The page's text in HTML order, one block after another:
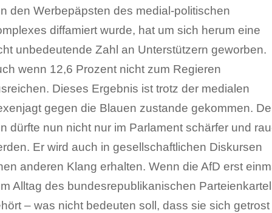
den Werbepäpsten des medial-politischen
diffamiert wurde, hat um sich herum eine
unbedeutende Zahl an Unterstützern geworben.
wenn 12,6 Prozent nicht zum Regieren
Dieses Ergebnis ist trotz der medialen
gegen die Blauen zustande gekommen.
dürfte nun nicht nur im Parlament schärfer und
Er wird auch in gesellschaftlichen Diskursen
anderen Klang erhalten. Wenn die AfD erst
Alltag des bundesrepublikanischen
– was nicht bedeuten soll, dass sie sich getrost